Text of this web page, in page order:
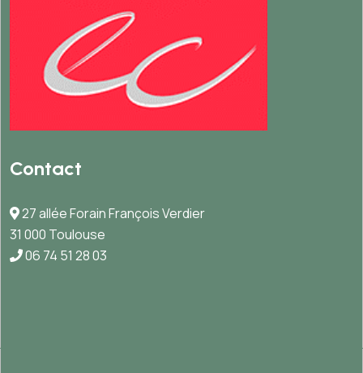
Contact
27 allée Forain François Verdier
31 000 Toulouse
06 74 51 28 03